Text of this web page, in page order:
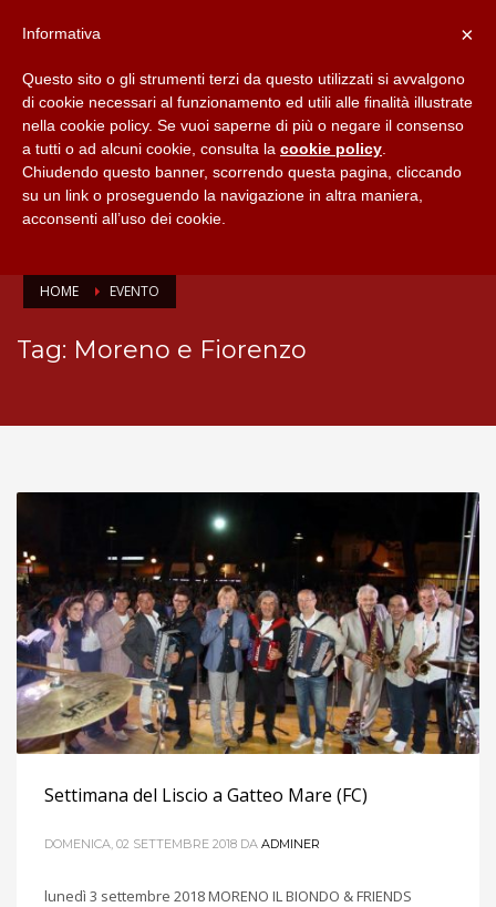
HOME EVENTO
Tag: Moreno e Fiorenzo
Settimana del Liscio a Gatteo Mare (FC)
DOMENICA, 02 SETTEMBRE 2018 DA ADMINER
lunedì 3 settembre 2018 MORENO IL BIONDO & FRIENDS
×
Informativa
Questo sito o gli strumenti terzi da questo utilizzati si avvalgono
di cookie necessari al funzionamento ed utili alle finalità illustrate
nella cookie policy. Se vuoi saperne di più o negare il consenso
a tutti o ad alcuni cookie, consulta la cookie policy
Chiudendo questo banner, scorrendo questa pagina, cliccando
su un link o proseguendo la navigazione in altra maniera,
acconsenti all’uso dei cookie.